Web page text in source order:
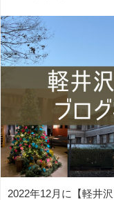
2022年12月に【軽井